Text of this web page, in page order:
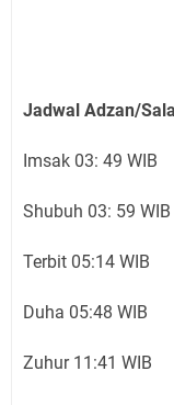
Jadwal Adzan/
Imsak 03: 49 WIB
Shubuh 03: 59 WIB
Terbit 05:14 WIB
Duha 05:48 WIB
Zuhur 11:41 WIB